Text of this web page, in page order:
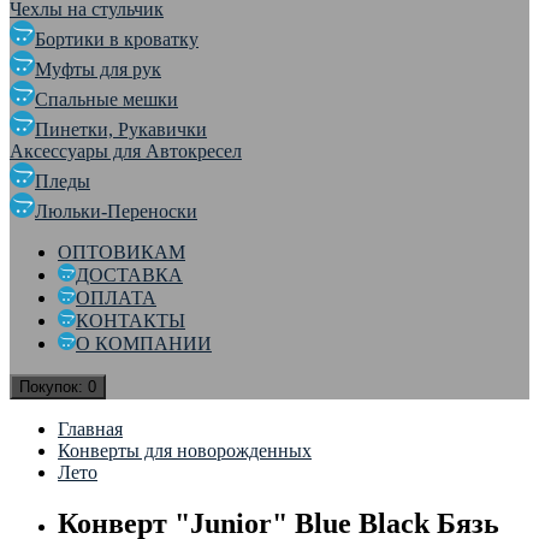
Чехлы на стульчик
Бортики в кроватку
Муфты для рук
Спальные мешки
Пинетки, Рукавички
Аксессуары для Автокресел
Пледы
Люльки-Переноски
ОПТОВИКАМ
ДОСТАВКА
ОПЛАТА
КОНТАКТЫ
О КОМПАНИИ
Покупок: 0
Главная
Конверты для новорожденных
Лето
Конверт "Junior" Blue Black Бязь